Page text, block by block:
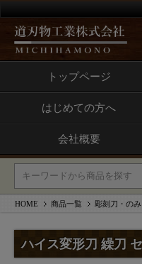
トップページ
はじめての方へ
会社概要
HOME 商品一覧 彫刻刀・のみ
ハイス変形刀 繰刀